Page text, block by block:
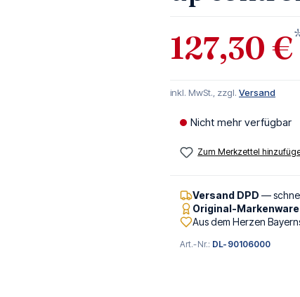
127,30 €
inkl. MwSt., zzgl. Versand
Nicht mehr verfügbar
Zum Merkzettel
Versand DPD —
Original-Markenware
Aus dem Herzen
Art.-Nr.: DL-90106000